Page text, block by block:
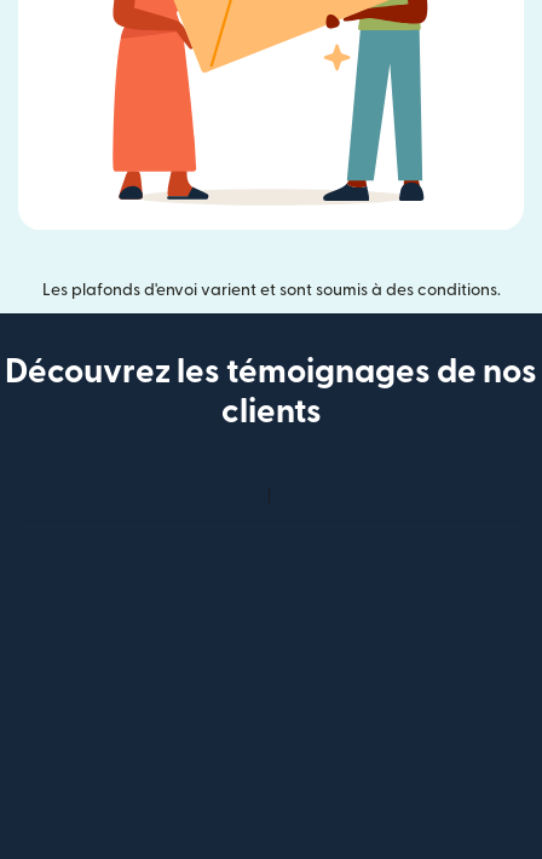
Les plafonds d'envoi varient et sont soumis à des conditions.
Découvrez les témoignages de nos
clients